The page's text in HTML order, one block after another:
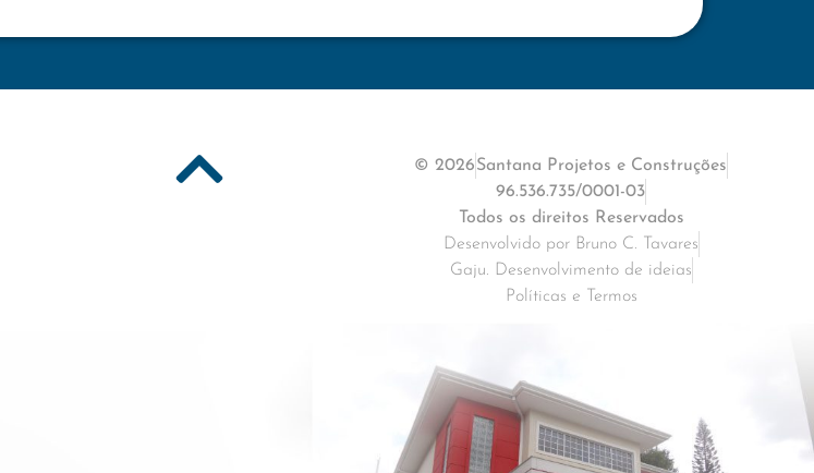
© 2026Santana Projetos e Construções
96.536.735/0001-03
Todos os direitos Reservados
Desenvolvido por Bruno C. Tavares
Gaju. Desenvolvimento de ideias
Políticas e Termos